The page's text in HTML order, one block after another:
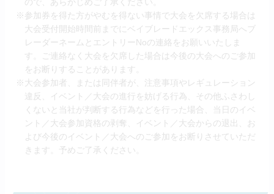
※参加券を得た方がやむを得ない事情で大会を欠席する場合は
大会受付開始時間前までにベイブレードエックス事務局へブ
レーダーネームとエントリーNoの連絡をお願いいたしま
す。ご連絡なく大会を欠席した場合は今後の大会へのご参加
をお断りすることがあります。
※大会参加者、または同伴者が、注意事項やレギュレーション
違反、イベント／大会の進行を妨げる行為、その他ふさわし
くないと当社が判断する行為などを行った場合、当日のイベ
ント／大会参加資格の剥奪、イベント／大会からの退出、お
よび今後のイベント／大会へのご参加をお断りさせていただ
きます。予めご了承ください。